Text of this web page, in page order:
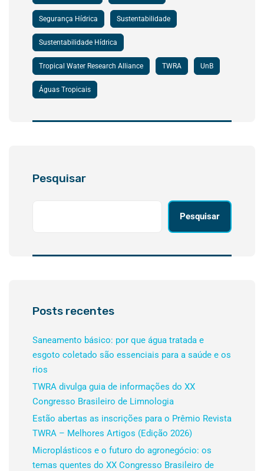
Segurança Hídrica Sustentabilidade
Sustentabilidade Hídrica
Tropical Water Research Alliance TWRA UnB
Águas Tropicais
Pesquisar
Pesquisar
Posts recentes
Saneamento básico: por que água tratada e
esgoto coletado são essenciais para a saúde e os
rios
TWRA divulga guia de informações do XX
Congresso Brasileiro de Limnologia
Estão abertas as inscrições para o Prêmio Revista
TWRA – Melhores Artigos (Edição 2026)
Microplásticos e o futuro do agronegócio: os
temas quentes do XX Congresso Brasileiro de